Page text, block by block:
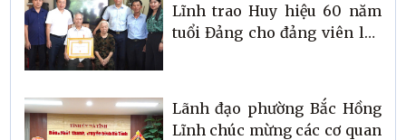
Lĩnh trao Huy hiệu 60 năm
tuổi Đảng cho đảng viên lão
Lãnh đạo phường Bắc Hồng
Lĩnh chúc mừng các cơ quan